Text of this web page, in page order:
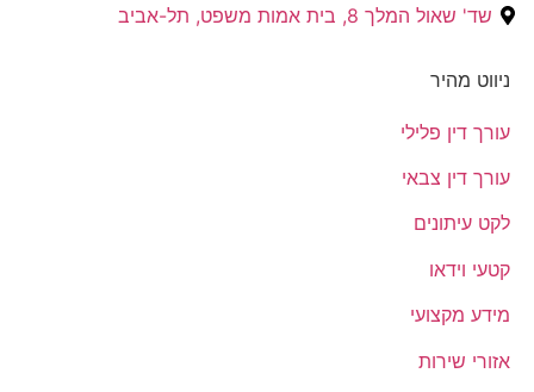
שד' שאול המלך 8, בית אמות משפט, תל-אביב
ניווט מהיר
עורך דין פלילי
עורך דין צבאי
לקט עיתונים
קטעי וידאו
מידע מקצועי
אזורי שירות